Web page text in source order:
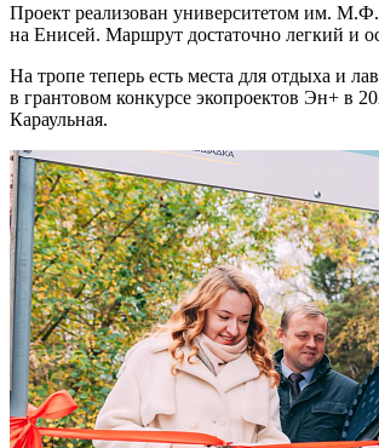
Проект реализован университетом им.
на Енисей. Маршрут достаточно легкий и
На тропе теперь есть места для отдыха и
в грантовом конкурсе экопроектов Эн+ в
Караульная.